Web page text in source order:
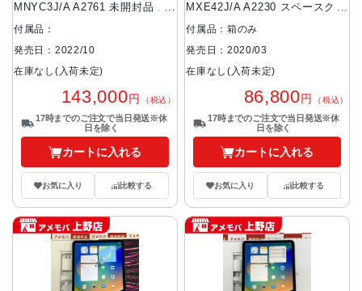
MNYC3J/A A2761 未開封品 ス
ペースグレイ
付属品：
発売日：2022/10
在庫なし(入荷未定)
143,000円 （税込）
17時までのご注文で当日発送※休
日を除く
カートに入れる
お気に入り 比較する
MXE42J/A A2230 スペースグレ
イ
付属品：箱のみ
発売日：2020/03
在庫なし(入荷未定)
86,800円 （税込）
17時までのご注文で当日発送※休
日を除く
カートに入れる
お気に入り 比較する